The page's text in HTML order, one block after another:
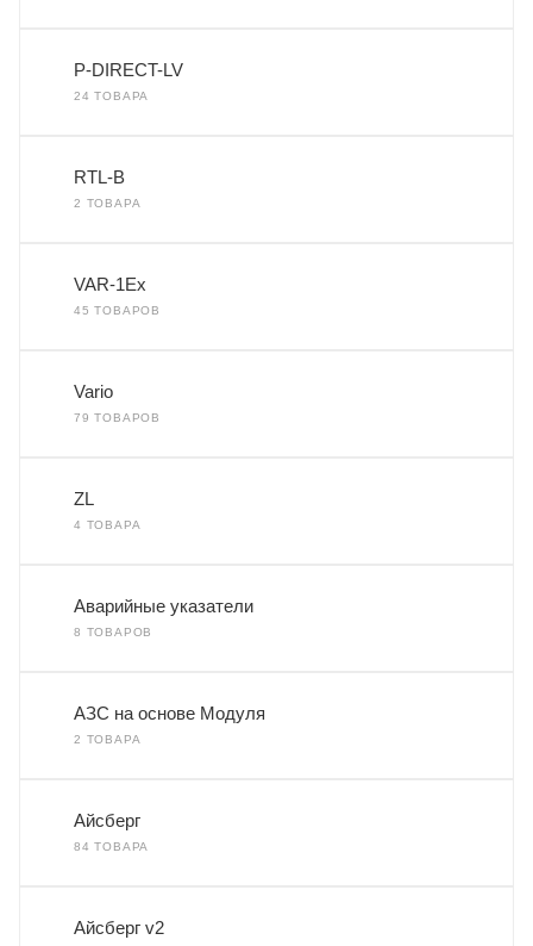
P-DIRECT-LV
24 ТОВАРА
RTL-B
2 ТОВАРА
VAR-1Ex
45 ТОВАРОВ
Vario
79 ТОВАРОВ
ZL
4 ТОВАРА
Аварийные указатели
8 ТОВАРОВ
АЗС на основе Модуля
2 ТОВАРА
Айсберг
84 ТОВАРА
Айсберг v2